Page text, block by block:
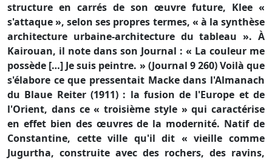
structure en carrés de son œuvre future, Klee «
s'attaque », selon ses propres termes, « à la synthèse
architecture urbaine-architecture du tableau ». À
Kairouan, il note dans son Journal : « La couleur me
possède […] Je suis peintre. » (Journal 9 260) Voilà que
s'élabore ce que pressentait Macke dans l'Almanach
du Blaue Reiter (1911) : la fusion de l'Europe et de
l'Orient, dans ce « troisième style » qui caractérise
en effet bien des œuvres de la modernité. Natif de
Constantine, cette ville qu'il dit « vieille comme
Jugurtha, construite avec des rochers, des ravins,